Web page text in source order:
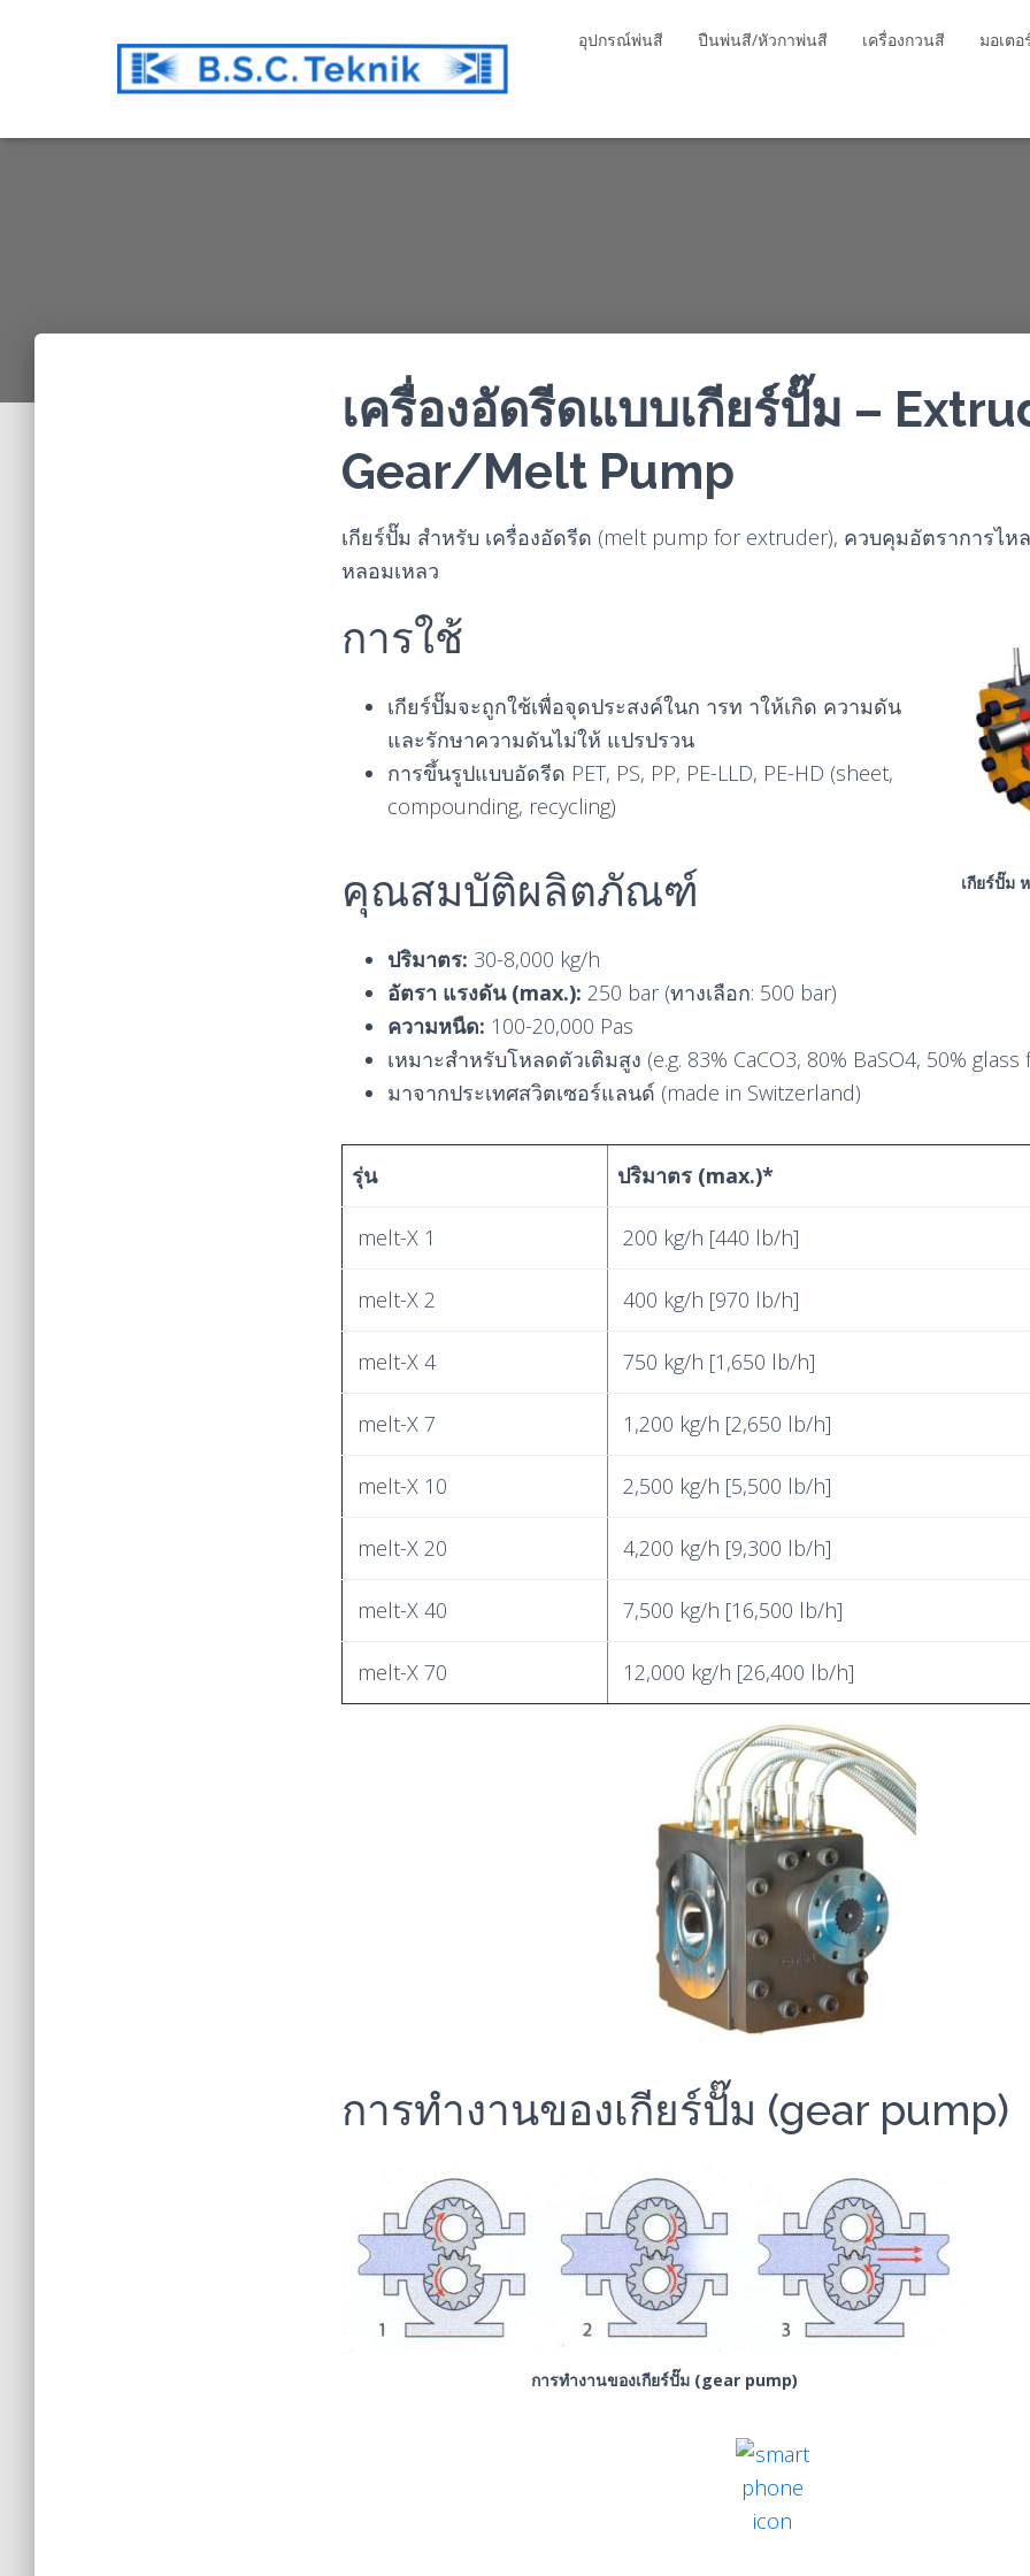
อุปกรณ์พ่นสี ปืนพ่นสี/หัวกาพ่นสี เครื่องกวนสี มอเตอ
เครื่องอัดรีดแบบเกียร์ปั๊ม –
Gear/Melt Pump
เกียร์ปั๊ม สำหรับ เครื่องอัดรีด (melt pump for extruder), ควบคุมอัตราการไห
หลอมเหลว
เกียร์ปั๊ม
การใช้
เกียร์ปั๊มจะถูกใช้เพื่อจุดประสงค์ในก ารท าให้เกิด ความดัน
และรักษาความดันไม่ให้ แปรปรวน
การขึ้นรูปแบบอัดรีด PET, PS, PP, PE-LLD, PE-HD (sheet,
compounding, recycling)
คุณสมบัติผลิตภัณฑ์
ปริมาตร: 30-8,000 kg/h
อัตรา แรงดัน (max.): 250 bar (ทางเลือก: 500 bar)
ความหนืด: 100-20,000 Pas
เหมาะสำหรับโหลดตัวเติมสูง (e.g. 83% CaCO3, 80% BaSO4, 50% glass
มาจากประเทศสวิตเซอร์แลนด์ (made in Switzerland)
รุ่น ปริมาตร (max.)*
melt-X 1 200 kg/h [440 lb/h]
melt-X 2 400 kg/h [970 lb/h]
melt-X 4 750 kg/h [1,650 lb/h]
melt-X 7 1,200 kg/h [2,650 lb/h]
melt-X 10 2,500 kg/h [5,500 lb/h]
melt-X 20 4,200 kg/h [9,300 lb/h]
melt-X 40 7,500 kg/h [16,500 lb/h]
melt-X 70 12,000 kg/h [26,400 lb/h]
การทำงานของเกียร์ปั๊ม (gear pump)
การทำงานของเกียร์ปั๊ม (gear pump)